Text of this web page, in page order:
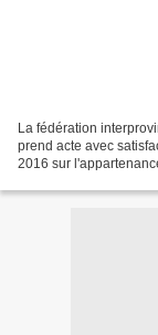
La fédération
prend acte avec
2016 sur